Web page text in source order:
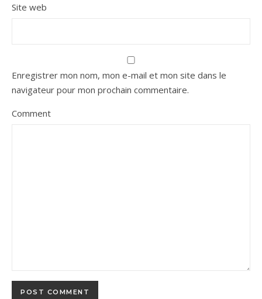
Site web
Enregistrer mon nom, mon e-mail et mon site dans le
navigateur pour mon prochain commentaire.
Comment